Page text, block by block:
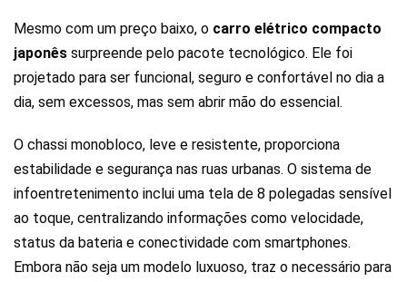
Mesmo com um preço baixo, o carro elétrico compacto
japonês surpreende pelo pacote tecnológico. Ele foi
projetado para ser funcional, seguro e confortável no dia a
dia, sem excessos, mas sem abrir mão do essencial.
O chassi monobloco, leve e resistente, proporciona
estabilidade e segurança nas ruas urbanas. O sistema de
infoentretenimento inclui uma tela de 8 polegadas sensível
ao toque, centralizando informações como velocidade,
status da bateria e conectividade com smartphones.
Embora não seja um modelo luxuoso, traz o necessário para